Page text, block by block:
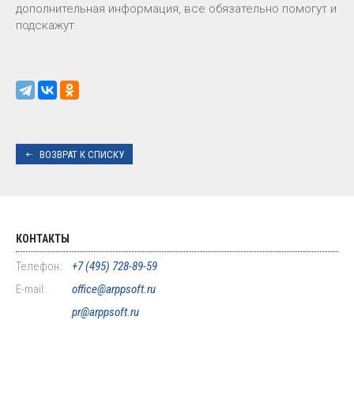
дополнительная информация, все обязательно помогут и
подскажут.
ВОЗВРАТ К СПИСКУ
КОНТАКТЫ
Телефон:
+7 (495) 728-89-59
E-mail:
office@arppsoft.ru
pr@arppsoft.ru